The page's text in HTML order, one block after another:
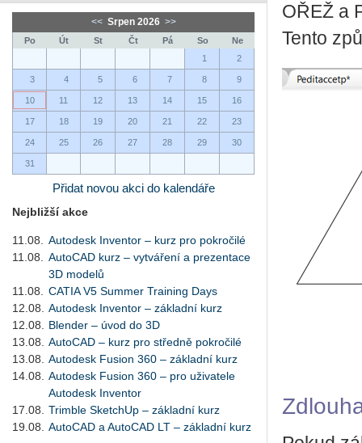
<< Srpen 2026 >>
Po Út St Čt Pá So
Ne
1
2
3 4 5 6 7 8 9
10 11 12 13 14 15 16
17 18 19 20 21 22 23
24 25 26 27 28 29 30
31
Přidat novou akci do kalendáře
Nejbližší akce
11.08.
Autodesk Inventor – kurz pro pokročilé
11.08.
AutoCAD kurz – vytváření a prezentace
3D modelů
11.08.
CATIA V5 Summer Training Days
12.08.
Autodesk Inventor – základní kurz
12.08.
Blender – úvod do 3D
13.08.
AutoCAD – kurz pro středně pokročilé
13.08.
Autodesk Fusion 360 – základní kurz
14.08.
Autodesk Fusion 360 – pro uživatele
Autodesk Inventor
17.08.
Trimble SketchUp – základní kurz
19.08.
AutoCAD a AutoCAD LT – základní kurz
OŘEŽ a
Tento